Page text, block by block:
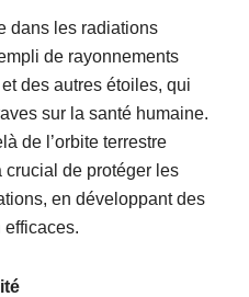
dans les radiations
de rayonnements
des autres étoiles, qui
sur la santé humaine.
de l’orbite terrestre
crucial de protéger les
en développant des